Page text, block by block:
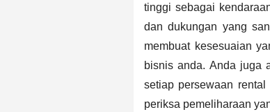
tinggi sebagai
dan dukungan yang
membuat kesesuaian
bisnis anda. Anda juga
setiap persewaan rental
periksa pemeliharaan